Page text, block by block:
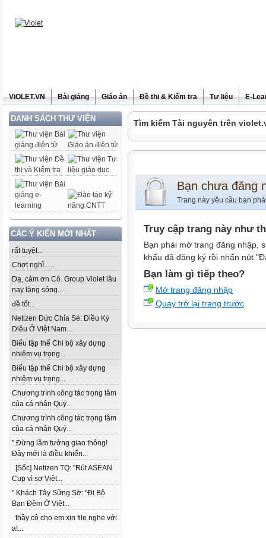
ViOLET.VN Bài giảng Giáo án Đề thi & Kiểm tra Tư liệu E-
DANH SÁCH THƯ VIỆN
CÁC Ý KIẾN MỚI NHẤT
rất tuyệt...
Chợt nghĩ......
Dạ, cảm ơn Cô. Group Violet lâu
nay lặng sóng...
đề tốt...
Netizen Đức Chia Sẻ: Điều Kỳ
Diệu Ở Việt Nam...
Biểu tập thể Chi bộ xây dựng
nhiệm vụ trọng...
Biểu tập thể Chi bộ xây dựng
nhiệm vụ trọng...
Chương trình công tác trọng tâm
của cá nhân Quý...
Chương trình công tác trọng tâm
của cá nhân Quý...
" Đừng lầm tưởng giao thông!
Đây mới là điều khiến...
[Sốc] Netizen TQ: "Rút ASEAN
Cup vì sợ Việt...
" Khách Tây Sững Sờ: "Đi Bộ
Ban Đêm Ở Việt...
thầy cô cho em xin file nghe với
ạ!...
Tìm kiếm Tài nguyên trên
Bạn chưa đăng
Trang này yêu cầu bạn
Truy cập trang này như
Bạn phải mở trang đăng nhập,
khẩu đã đăng ký rồi nhấn nút
Bạn làm gì tiếp theo?
Mở trang đăng nhập
Quay trở lại trang trước